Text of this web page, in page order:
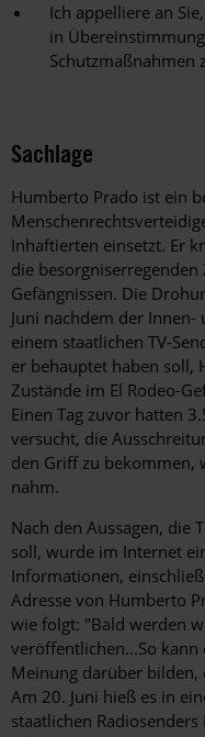
Ich appelliere an
in
Schutzmaßnahmen
Sachlage
Humberto Prado ist ein
Inhaftierten einsetzt. Er
die
Gefängnissen. Die
Juni nachdem der Innen-
einem staatlichen TV-
er behauptet haben soll,
Zustände im El Rodeo-
Einen Tag zuvor hatten
versucht, die
den Griff zu bekommen,
nahm.
Nach den Aussagen, die
soll, wurde im Internet
Informationen,
Adresse von Humberto
wie folgt: "Bald werden
veröffentlichen...So
Meinung darüber bilden,
Am 20. Juni hieß es in
staatlichen